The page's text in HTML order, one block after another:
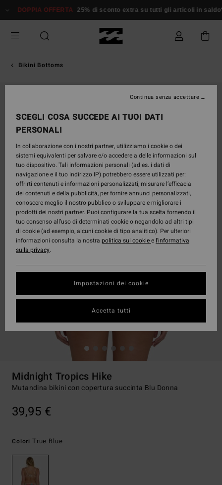
alle
prodotto
DOPPIA OFFERTA 25% di sconto extra su tutti gli articoli in saldo*
Bikini Bottoms
Midnight Tropics Hike
Mutandina bikini con copertura succinta Blu Donna
39,95 €
Colori True Blue
SCEGLI COSA SUCCEDE AI TUOI DATI
PERSONALI
In collaborazione con i nostri partner, utilizziamo i cookie o dei
sistemi equivalenti per salvare e/o accedere a delle informazioni sul
tuo dispositivo. Tali informazioni personali (ad es. i dati di
navigazione e il tuo indirizzo IP) potrebbero essere utilizzati per:
offrirti contenuti e informazioni personalizzati, misurare l’efficacia
dei contenuti e della pubblicità, per fornire annunci personalizzati,
conoscere meglio il nostro pubblico o sviluppare e migliorare i
prodotti dei nostri partner. Puoi configurare la tua scelta fornendo il
tuo consenso all’uso di determinati cookie o negandolo ad altri tipi
di cookie (ad esempio, alcuni cookie di tipo analitico). Per ulteriori
informazioni consulta la nostra politica sui cookiee l'informativa
sulla privacy.
Impostazioni dei cookie
Continua senza accettare
Accetta tutti